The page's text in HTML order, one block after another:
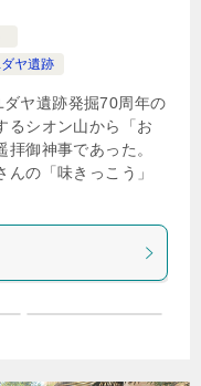
ヤ遺跡
ヤ遺跡発掘70周年の
るシオン山から「お
御神事であった。
の「味きっこう」